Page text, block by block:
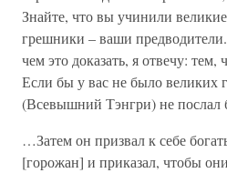
Знайте, что вы учинили
грешники – ваши
чем это доказать, я отвечу: тем,
Если бы у вас не было великих
(Всевышний Тэнгри) не послал
…Затем он призвал к себе
[горожан] и приказал, чтобы